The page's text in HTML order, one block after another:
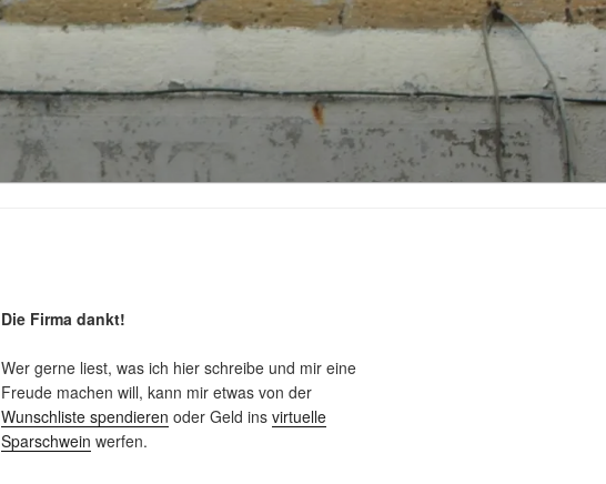
Die Firma dankt!
Wer gerne liest, was ich hier schreibe und mir eine
Freude machen will, kann mir etwas von der
Wunschliste spendieren oder Geld ins virtuelle
Sparschwein werfen.